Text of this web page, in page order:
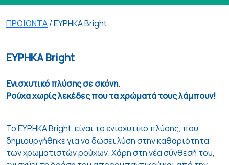
ΠΡΟΪΟΝΤΑ/ ΕΥΡΗΚΑ Bright
ΕΥΡΗΚΑ Bright
Ενισχυτικό πλύσης σε σκόνη.
Ρούχα χωρίς λεκέδες που τα χρώματά τους λάμπουν!
Το ΕΥΡΗΚΑ Bright, είναι το ενισχυτικό πλύσης, που
δημιουργήθηκε για να δώσει λύση στην καθαριότητα
των χρωματιστών ρούχων. Χάρη στη νέα σύνθεσή του,